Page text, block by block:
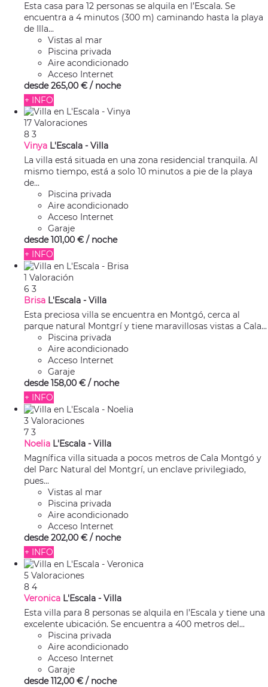
Esta casa para 12 personas se alquila en l’Escala. Se
encuentra a 4 minutos (300 m) caminando hasta la playa
de Illa...
Vistas al mar
Piscina privada
Aire acondicionado
Acceso Internet
desde 265,00 € / noche
+ INFO
17 Valoraciones
8 3
Vinya L'Escala - Villa
La villa está situada en una zona residencial tranquila. Al
mismo tiempo, está a solo 10 minutos a pie de la playa
de...
Piscina privada
Aire acondicionado
Acceso Internet
Garaje
desde 101,00 € / noche
+ INFO
1 Valoración
6 3
Brisa L'Escala - Villa
Esta preciosa villa se encuentra en Montgó, cerca al
parque natural Montgrí y tiene maravillosas vistas a Cala...
Piscina privada
Aire acondicionado
Acceso Internet
Garaje
desde 158,00 € / noche
+ INFO
3 Valoraciones
7 3
Noelia L'Escala - Villa
Magnífica villa situada a pocos metros de Cala Montgó y
del Parc Natural del Montgrí, un enclave privilegiado,
pues...
Vistas al mar
Piscina privada
Aire acondicionado
Acceso Internet
desde 202,00 € / noche
+ INFO
5 Valoraciones
8 4
Veronica L'Escala - Villa
Esta villa para 8 personas se alquila en l’Escala y tiene una
excelente ubicación. Se encuentra a 400 metros del...
Piscina privada
Aire acondicionado
Acceso Internet
Garaje
desde 112,00 € / noche